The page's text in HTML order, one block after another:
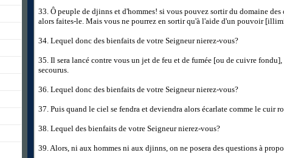
33. Ô peuple de djinns et d'hommes! si vous pouvez sortir du domaine des
alors faites-le. Mais vous ne pourrez en sortir qu'à l'aide d'un pouvoir
34. Lequel donc des bienfaits de votre Seigneur nierez-vous?
35. Il sera lancé contre vous un jet de feu et de fumée [ou de cuivre fondu],
secourus.
36. Lequel donc des bienfaits de votre Seigneur nierez-vous?
37. Puis quand le ciel se fendra et deviendra alors écarlate comme le cuir
38. Lequel des bienfaits de votre Seigneur nierez-vous?
39. Alors, ni aux hommes ni aux djinns, on ne posera des questions à